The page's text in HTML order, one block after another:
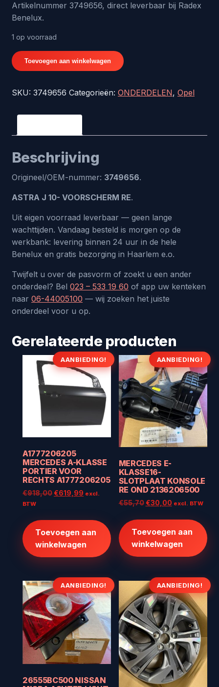
was:
is:
Artikelnummer 3749656, direct leverbaar bij Radex
Benelux.
1 op voorraad
ASTRA
J
VOORSCHERM
3749656
Toevoegen aan winkelwagen
SKU: 3749656 Categorieën: ONDERDELEN, Opel
Beschrijving
Origineel/OEM-nummer: 3749656.
ASTRA J 10- VOORSCHERM RE.
Uit eigen voorraad leverbaar — geen lange
wachttijden. Vandaag besteld is morgen op de
werkbank: levering binnen 24 uur in de hele
Benelux en gratis bezorging in Haarlem e.o.
Twijfelt u over de pasvorm of zoekt u een ander
onderdeel? Bel 023 – 533 19 60 of app uw kenteken
naar 06-44005100 — wij zoeken het juiste
onderdeel voor u op.
Gerelateerde producten
AANBIEDING!
A1777206205
MERCEDES A-KLASSE
PORTIER VOOR
RECHTS A1777206205
€918,00Oorspronkelijke
€619,99 Huidige
€619,99.
excl.
BTW
Toevoegen aan
winkelwagen
AANBIEDING!
MERCEDES E-
KLASSE16-
SLOTPLAAT KONSOLE
RE OND 2136206500
€55,70 Oorspronkelijke
€55,70.
€30,00Huidige
€30,00.
excl. BTW
Toevoegen aan
winkelwagen
AANBIEDING!
26555BC500 NISSAN
AANBIEDING!